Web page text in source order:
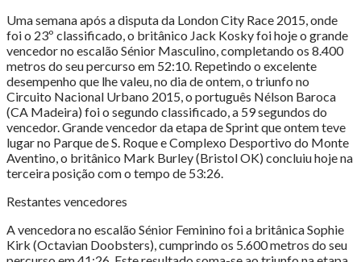
Uma semana após a disputa da London City Race 2015, onde
foi o 23º classificado, o britânico Jack Kosky foi hoje o grande
vencedor no escalão Sénior Masculino, completando os 8.400
metros do seu percurso em 52:10. Repetindo o excelente
desempenho que lhe valeu, no dia de ontem, o triunfo no
Circuito Nacional Urbano 2015, o português Nélson Baroca
(CA Madeira) foi o segundo classificado, a 59 segundos do
vencedor. Grande vencedor da etapa de Sprint que ontem teve
lugar no Parque de S. Roque e Complexo Desportivo do Monte
Aventino, o britânico Mark Burley (Bristol OK) concluiu hoje na
terceira posição com o tempo de 53:26.
Restantes vencedores
A vencedora no escalão Sénior Feminino foi a britânica Sophie
Kirk (Octavian Doobsters), cumprindo os 5.600 metros do seu